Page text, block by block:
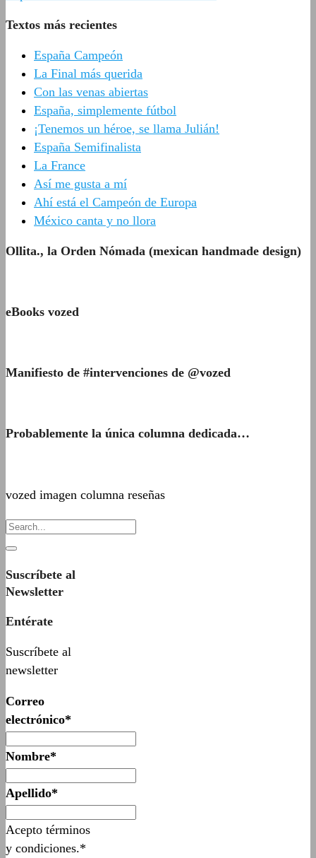
Textos más recientes
España Campeón
La Final más querida
Con las venas abiertas
España, simplemente fútbol
¡Tenemos un héroe, se llama Julián!
España Semifinalista
La France
Así me gusta a mí
Ahí está el Campeón de Europa
México canta y no llora
Ollita., la Orden Nómada (mexican handmade design)
eBooks vozed
Manifiesto de #intervenciones de @vozed
Probablemente la única columna dedicada…
vozed imagen columna reseñas
Suscríbete al
Newsletter
Entérate
Suscríbete al
newsletter
Correo
electrónico*
Nombre*
Apellido*
Acepto términos
y condiciones.*